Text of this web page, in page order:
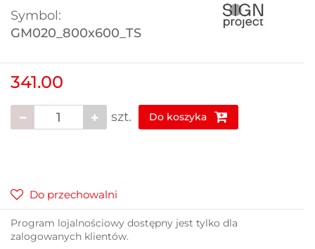
Symbol:
GM020_800x600_TS
341.00
szt. Do koszyka
Do przechowalni
Program lojalnościowy dostępny jest tylko dla
zalogowanych klientów.